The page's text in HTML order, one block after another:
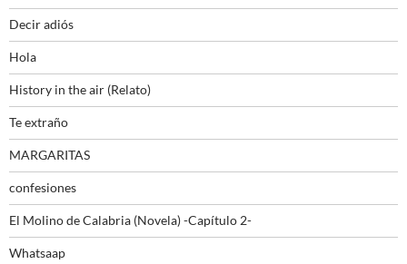
Decir adiós
Hola
History in the air (Relato)
Te extraño
MARGARITAS
confesiones
El Molino de Calabria (Novela) -Capítulo 2-
Whatsaap